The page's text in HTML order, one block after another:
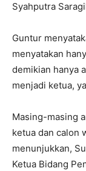
Syahputra
Guntur
menyatakan
demikian hanya
menjadi ketua,
Masing-masing
ketua dan calon
menunjukkan,
Ketua Bidang